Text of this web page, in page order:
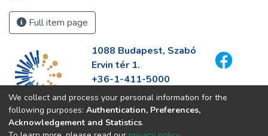
Full item page
1088 Budapest, Szabó
Ervin tér 1.
+36-1-411-5000
info@fszek.hu
https://fszek.hu
We collect and process your personal information for the
following purposes: Authentication, Preferences,
Acknowledgement and Statistics.